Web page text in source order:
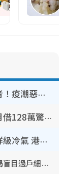
奪命寄生蟲｜食生菜狂瀉首現死者！疫潮惡化錄1.8萬宗病例 揭洗菜3大謬誤
銀行高層戀上水療女技師！兩個月借128萬驚覺「沉船」沉落火海 揭背後疑似邪教操控賣淫
內地客歎港人唔識老！揭港鐵保鮮級冷氣 港人求放過：咪投訴
牙線棒亂用隨時越清越污糟！牙醫驚揭盲目過戶細菌恐致蛀牙：呢種先係日常真保養